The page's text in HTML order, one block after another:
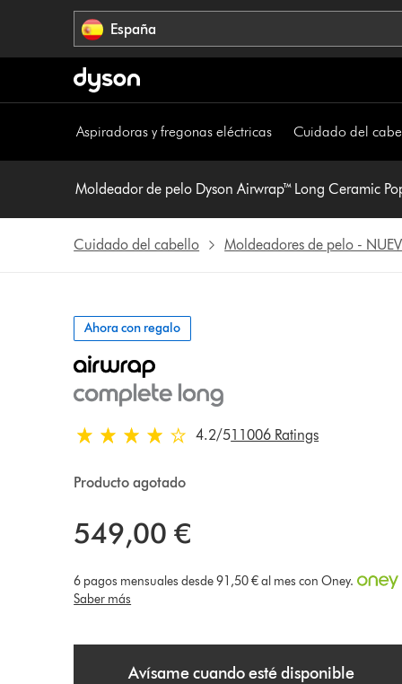
España
Aspiradoras y fregonas eléctricas Cuidado del
Moldeador de pelo Dyson Airwrap™ Long Ceramic
Cuidado del cabello Moldeadores de pelo -
Ahora con regalo
4.2 estrellas de 5 de 11006 Ratings
4.2/511006 Ratings
Producto agotado
549,00 €
6 pagos mensuales desde 91,50 € al mes con Oney.
Saber más
Avísame cuando esté disponible